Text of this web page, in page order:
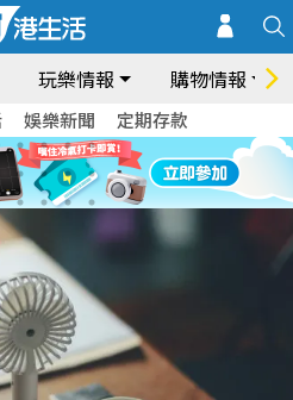
玩樂情報 購物情報
娛樂新聞 定期存款